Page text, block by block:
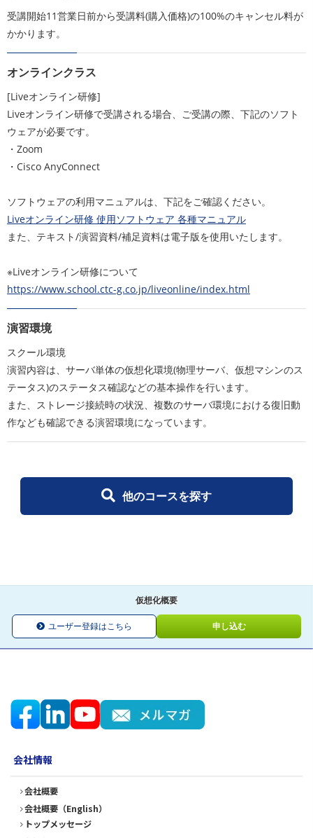
受講開始11営業日前から受講料(購入価格)の100%のキャンセル料が
かかります。
オンラインクラス
[Liveオンライン研修]
Liveオンライン研修で受講される場合、ご受講の際、下記のソフト
ウェアが必要です。
・Zoom
・Cisco AnyConnect
ソフトウェアの利用マニュアルは、下記をご確認ください。
Liveオンライン研修 使用ソフトウェア 各種マニュアル
また、テキスト/演習資料/補足資料は電子版を使用いたします。
※Liveオンライン研修について
https://www.school.ctc-g.co.jp/liveonline/index.html
演習環境
スクール環境
演習内容は、サーバ単体の仮想化環境(物理サーバ、仮想マシンのス
テータス)のステータス確認などの基本操作を行います。
また、ストレージ接続時の状況、複数のサーバ環境における復旧動
作なども確認できる演習環境になっています。
他のコースを探す
仮想化概要
ユーザー登録はこちら 申し込む
会社情報
会社概要
会社概要（English）
トップメッセージ